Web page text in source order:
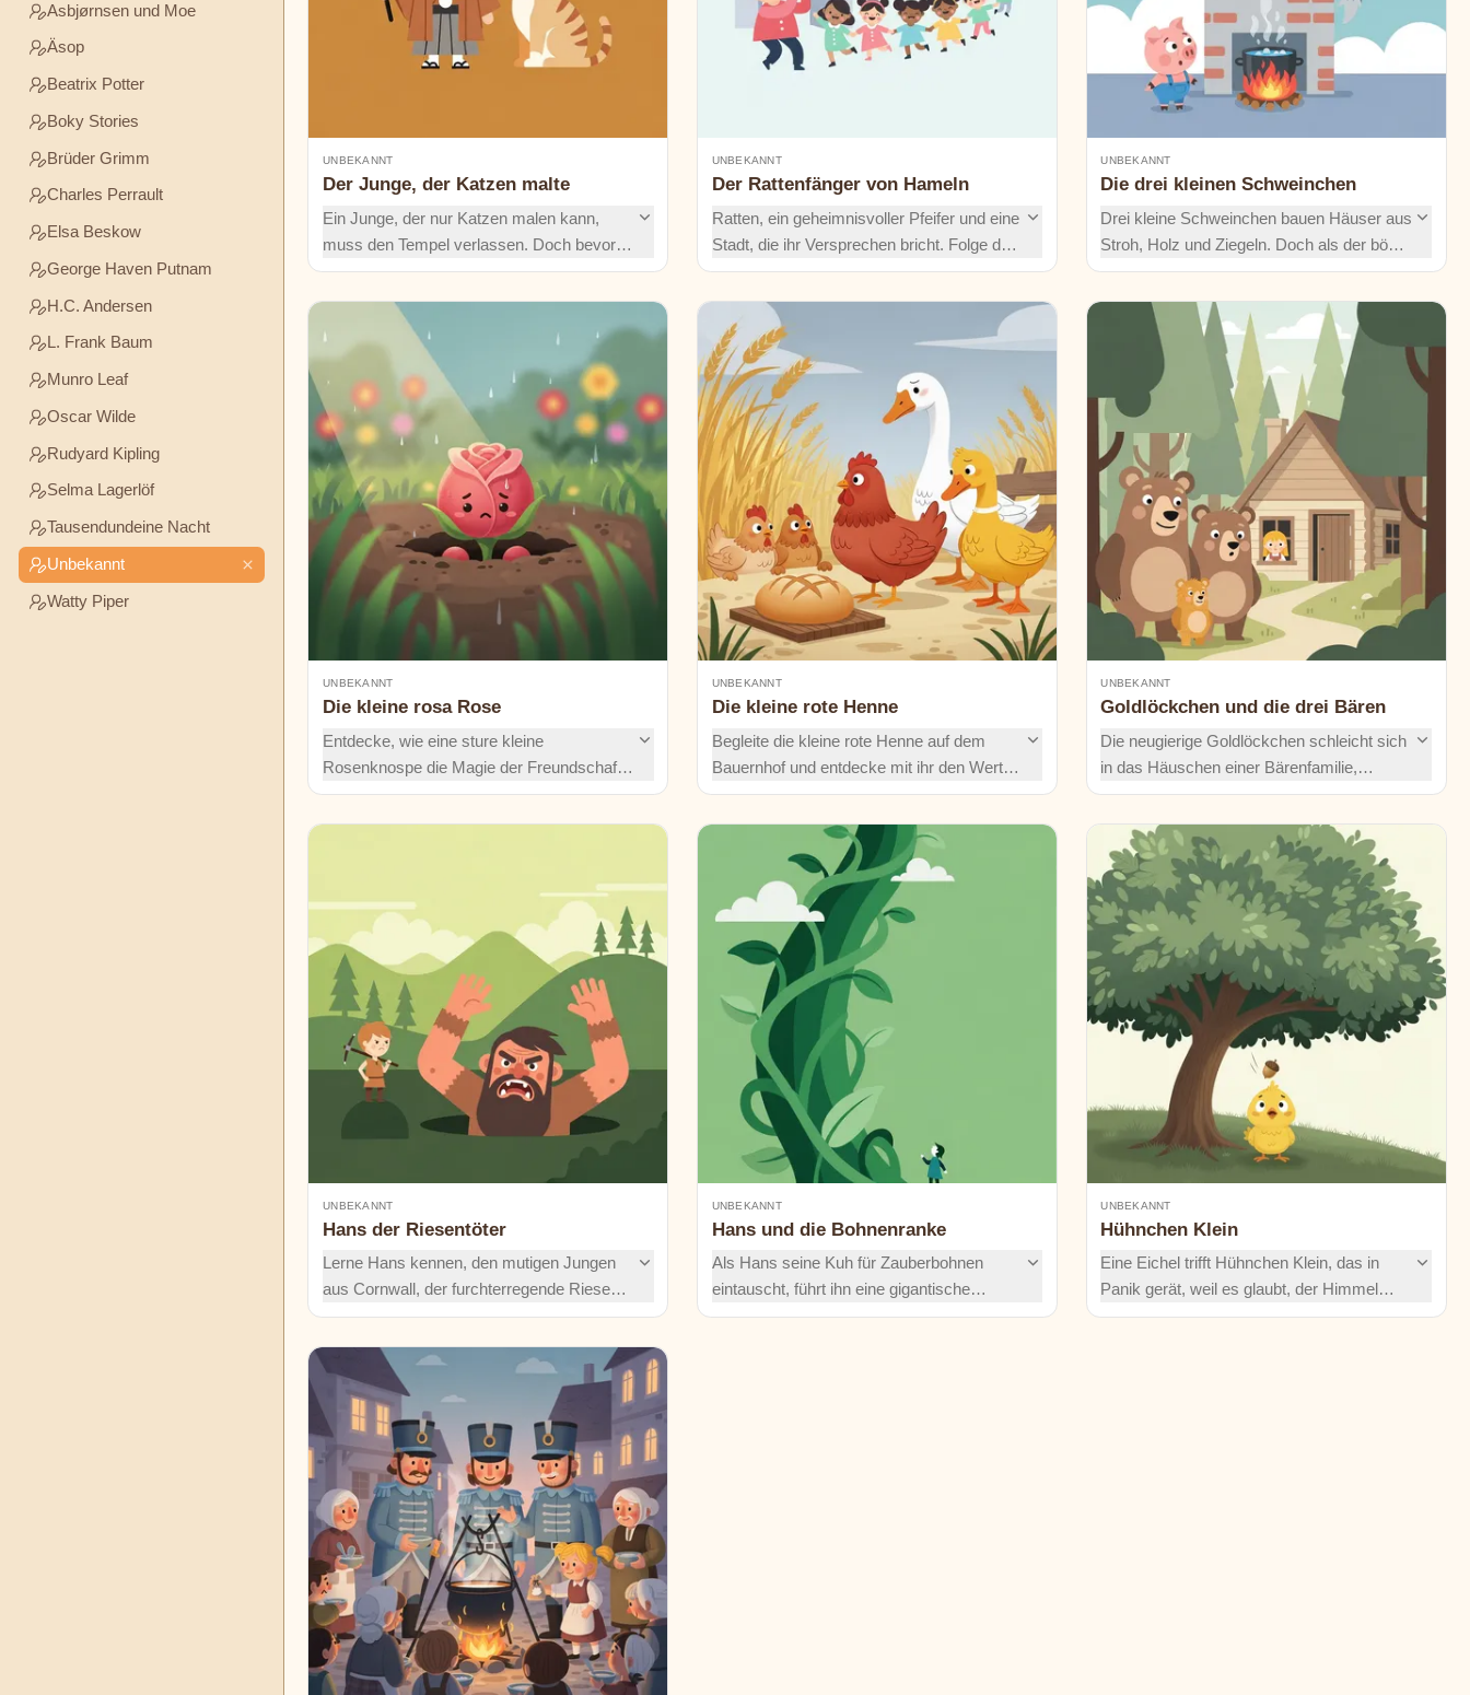
Asbjørnsen und Moe
Äsop
Beatrix Potter
Boky Stories
Brüder Grimm
Charles Perrault
Elsa Beskow
George Haven Putnam
H.C. Andersen
L. Frank Baum
Munro Leaf
Oscar Wilde
Rudyard Kipling
Selma Lagerlöf
Tausendundeine Nacht
Unbekannt
Watty Piper
Geheimnisse
H.C.
Andersen
L.
Baum
Munro
Leaf
Oscar
Wilde
Rudyard
Kipling
Selma
Tausendundeine
Nacht
Unbekannt
Watty
UNBEKANNT
Der Junge, der Katzen malte
Ein Junge, der nur Katzen malen kann,
muss den Tempel verlassen. Doch bevor er
geht, erhält er eine rätselhafte Warnung:
Meide große Orte bei Nacht. Bleibe in
kleinen. Was erwartet ihn in einem
verlassenen Tempel, wenn die Dunkelheit
hereinbricht?
UNBEKANNT
Der Rattenfänger von Hameln
Ratten, ein geheimnisvoller Pfeifer und eine
Stadt, die ihr Versprechen bricht. Folge der
rätselhaften Melodie zum Berg und lerne,
warum ein Versprechen mehr wiegt als
Gold. Wagst du es, zuzuhören?
UNBEKANNT
Die drei kleinen Schweinchen
Drei kleine Schweinchen bauen Häuser aus
Stroh, Holz und Ziegeln. Doch als der böse
Wolf kommt, bleibt nur eines stehen.
Welches Schweinchen hat das sicherste
Zuhause gebaut?
UNBEKANNT
Die kleine rosa Rose
Entdecke, wie eine sture kleine
Rosenknospe die Magie der Freundschaft
lernt, als Regen und Sonnenschein ihr eine
Welt jenseits ihres dunklen unterirdischen
UNBEKANNT
Die kleine rote Henne
Begleite die kleine rote Henne auf dem
Bauernhof und entdecke mit ihr den Wert
von harter Arbeit und echtem
Zusammenhalt. Wer wird am Ende die
süße Belohnung ernten, wenn alle anderen
immer nur 'Nicht ich' sagen?
UNBEKANNT
Goldlöckchen und die drei Bären
Die neugierige Goldlöckchen schleicht sich
in das Häuschen einer Bärenfamilie,
probiert Brei, Stühle und Betten, bis alles
„genau richtig“ ist – doch dann kehren die
Bären zurück! Eine klassische Geschichte
voller Spannung, sanftem Humor und einer
zeitlosen Lektion über Respekt.
UNBEKANNT
Hans der Riesentöter
Lerne Hans kennen, den mutigen Jungen
aus Cornwall, der furchterregende Riesen
überlistet – von Cormoran bis Galligantus –
mit Gruben, Tricks und verzauberten
Gaben. Schwertschwingende,
brückenstürzende, zauberbrechende
Abenteuer erwarten dich in dieser
klassischen Geschichte über Mut.
UNBEKANNT
Hans und die Bohnenranke
Als Hans seine Kuh für Zauberbohnen
eintauscht, führt ihn eine gigantische
Bohnenranke zum Schloss eines Riesen.
UNBEKANNT
Hühnchen Klein
Eine Eichel trifft Hühnchen Klein, das in
Panik gerät, weil es glaubt, der Himmel
fiele. Freunde schließen sich der eiligen